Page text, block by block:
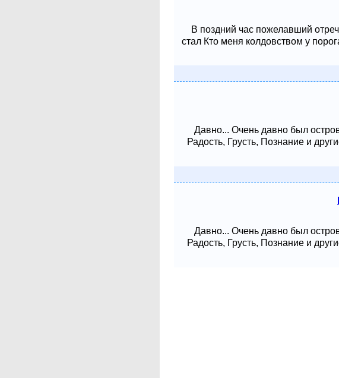
В поздний час пожелавший
стал Кто меня колдовством у
Давно... Очень давно был
Радость, Грусть, Познание и
Давно... Очень давно был
Радость, Грусть, Познание и